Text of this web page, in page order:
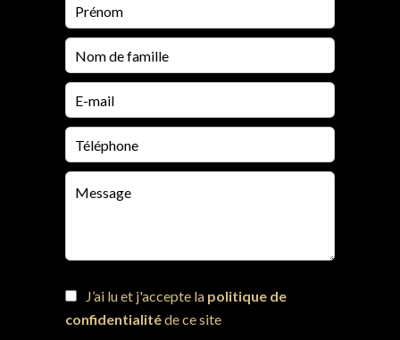
J’ai lu et j'accepte la politique de
confidentialitéde ce site